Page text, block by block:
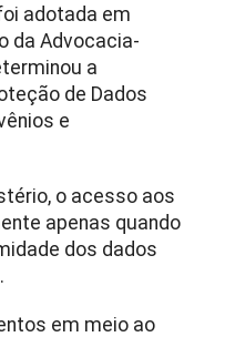
adotada em
da Advocacia-
a
de Dados
e
o acesso aos
apenas quando
dos dados
em meio ao